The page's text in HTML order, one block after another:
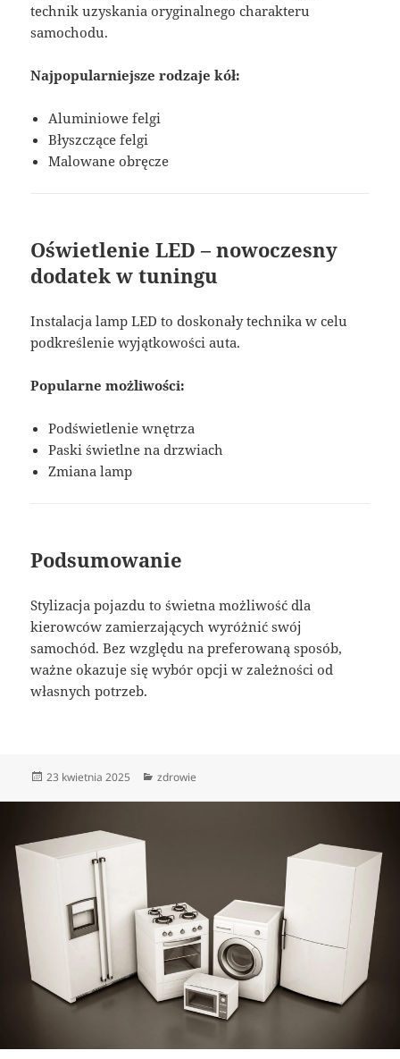
technik uzyskania oryginalnego charakteru
samochodu.
Najpopularniejsze rodzaje kół:
Aluminiowe felgi
Błyszczące felgi
Malowane obręcze
Oświetlenie LED – nowoczesny
dodatek w tuningu
Instalacja lamp LED to doskonały technika w celu
podkreślenie wyjątkowości auta.
Popularne możliwości:
Podświetlenie wnętrza
Paski świetlne na drzwiach
Zmiana lamp
Podsumowanie
Stylizacja pojazdu to świetna możliwość dla
kierowców zamierzających wyróżnić swój
samochód. Bez względu na preferowaną sposób,
ważne okazuje się wybór opcji w zależności od
własnych potrzeb.
Data
23 kwietnia 2025 Kategorie
zdrowie